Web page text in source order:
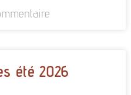
été 2026